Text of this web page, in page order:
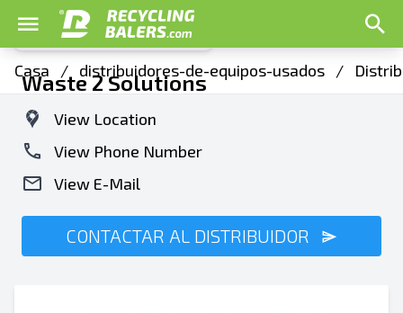
Casa / distribuidores-de-equipos-usados /
Waste 2 Solutions
View Location
View Phone Number
View E-Mail
CONTACTAR AL DISTRIBUIDOR